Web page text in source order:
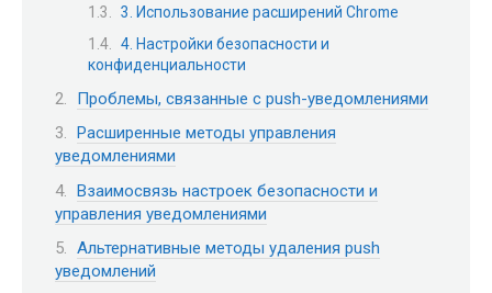
3. Использование расширений Chrome
4. Настройки безопасности и
конфиденциальности
Проблемы, связанные с push-уведомлениями
Расширенные методы управления
уведомлениями
Взаимосвязь настроек безопасности и
управления уведомлениями
Альтернативные методы удаления push
уведомлений